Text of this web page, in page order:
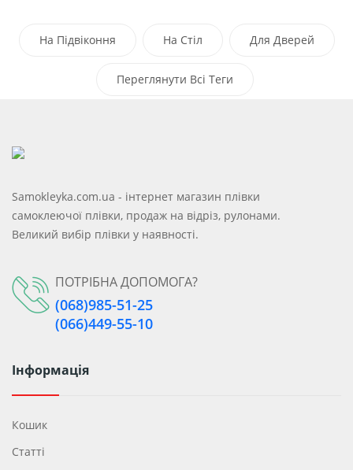
На Підвіконня На Стіл Для Дверей
З Малюнком На Шафу
Переглянути Всі Теги
Samokleyka.com.ua - інтернет магазин плівки
самоклеючої плівки, продаж на відріз, рулонами.
Великий вибір плівки у наявності.
ПОТРІБНА ДОПОМОГА?
(068)985-51-25
(066)449-55-10
Інформація
Кошик
Статті